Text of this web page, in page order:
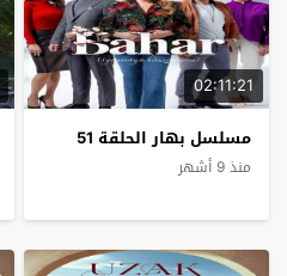
02:11:21
مسلسل بهار الحلقة 51
منذ 9 أشهر